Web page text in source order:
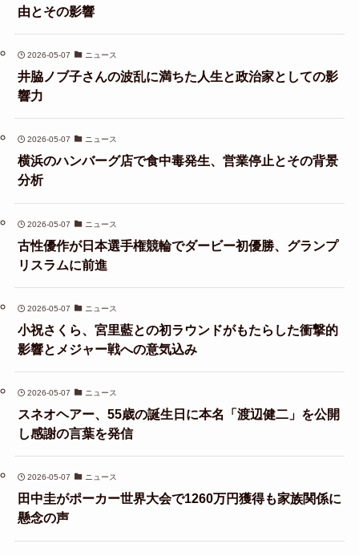
由とその影響
2026-05-07 ニュース
井脇ノブ子さんの波乱に満ちた人生と政治家としての影
響力
2026-05-07 ニュース
横浜のハンバーグ店で食中毒発生、営業停止とその背景
分析
2026-05-07 ニュース
古性優作が日本選手権競輪でダービー初優勝、グランプ
リスラムに前進
2026-05-07 ニュース
小祝さくら、宮里藍との初ラウンドがもたらした衝撃的
影響とメジャー戦への意気込み
2026-05-07 ニュース
スネオヘアー、55歳の誕生日に本名「渡辺健二」を公開
し感謝の言葉を発信
2026-05-07 ニュース
田中圭がポーカー世界大会で1260万円獲得も家族関係に
懸念の声